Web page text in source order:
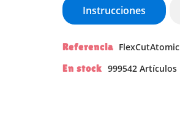
Instrucciones
Referencia FlexCutAtomic
En stock 999542 Artículos